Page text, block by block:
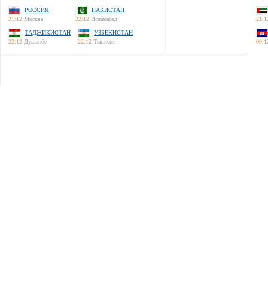
РОССИЯ
21:12 Москва
ПАКИСТАН
22:12 Исламабад
ТАДЖИКИСТАН
22:12 Душанбе
УЗБЕКИСТАН
22:12 Ташкент